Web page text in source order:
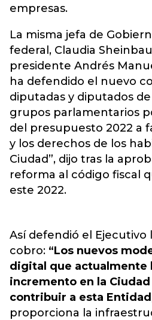
empresas.
La misma jefa de
federal, Claudia
presidente Andrés
ha defendido el nuevo
diputadas y diputados
grupos parlamentarios
del presupuesto 2022 a
y los derechos de los
Ciudad”, dijo tras la
reforma al código fiscal
este 2022.
Así defendió el Ejecutivo
cobro: “Los nuevos
digital que actualmente
incremento en la
contribuir a esta Entidad
proporciona la